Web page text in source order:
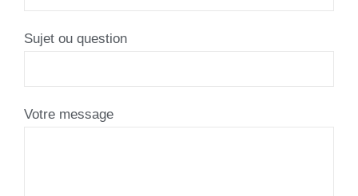
Sujet ou question
Votre message